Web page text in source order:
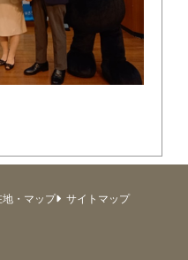
地・マップ
サイトマップ